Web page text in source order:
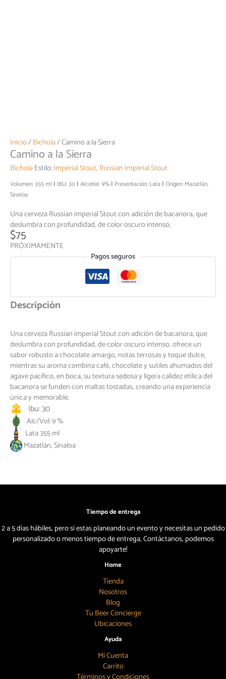
Inicio/Bichola/ Camino a la Sierra
Camino a la Sierra
BicholaEstilo:Imperial Stout, Russian Imperial Stout
Volumen: 355 ml IBU: 30 Alcohol: 9% Presentación: Lata Origen: Mazatlán,
Sinaloa
Una cerveza Russian imperial Stout con adición de bacanora, que
deslumbra con profundidad, de color oscuro intenso,
$75
PRÓXIMAMENTE
Pagos seguros
Descripción
Una cerveza Russian imperial Stout con adición de bacanora, que
deslumbra con profundidad, de color oscuro intenso, ofrece un
sabor robusto a chocolate amargo, notas terrosas y toque dulce,
mientras su aroma combina café, chocolate y sutiles ahumados del
agave pacífico, en boca, su textura sedosa y ligera calidez etílica del
bacanora se funden con maltas tostadas, creando una experiencia
única y memorable.
Ibu: 30
Alc/Vol: 9 %
Lata 355 ml
Mazatlán, Sinaloa
Tiempo de entrega
2 a 5 días hábiles, pero si estas planeando un evento y necesitas un pedido
personalizado o menos tiempo de entrega, Contáctanos, podemos
apoyarte!
Home
Tienda
Nosotros
Blog
Tu Beer Concierge
Ubicaciones
Ayuda
Mi Cuenta
Carrito